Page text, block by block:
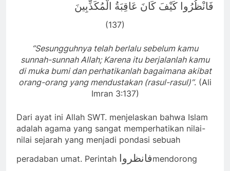
فَانْظُرُوا كَيْفَ كَانَ عَاقِبَةُ الْمُكَذِّبِينَ
(137)
‘’Sesungguhnya telah berlalu sebelum kamu
sunnah-sunnah Allah; Karena itu berjalanlah kamu
di muka bumi dan perhatikanlah bagaimana akibat
orang-orang yang mendustakan (rasul-rasul)’’. (Ali
Imran 3:137)
Dari ayat ini Allah SWT. menjelaskan bahwa Islam
adalah agama yang sangat memperhatikan nilai-
nilai sejarah yang menjadi pondasi sebuah
peradaban umat. Perintah فانظرواmendorong